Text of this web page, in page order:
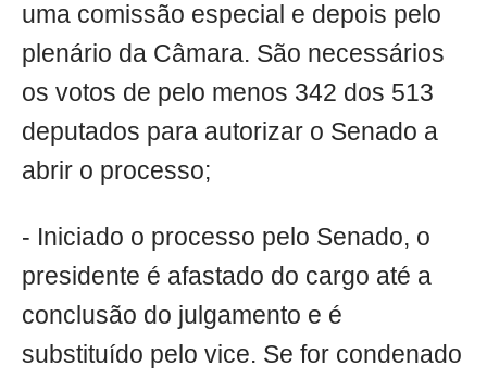
uma comissão especial e depois pelo
plenário da Câmara. São necessários
os votos de pelo menos 342 dos 513
deputados para autorizar o Senado a
abrir o processo;
- Iniciado o processo pelo Senado, o
presidente é afastado do cargo até a
conclusão do julgamento e é
substituído pelo vice. Se for condenado